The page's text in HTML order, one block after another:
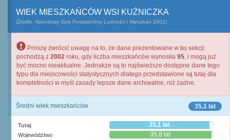
WIEK MIESZKAŃCÓW WSI KUŹNICZKA
(Źródło: Narodowy Spis Powszechny Ludności i Mieszkań 2002)
Proszę zwrócić uwagę na to, że dane prezentowane w tej sekcji
pochodzą z 2002 roku, gdy liczba mieszkańców wynosiła 95, i mogą już
być mocno nieaktualne. Jednakże są to najświeższe dostępne dane tego
typu dla miejscowości statystycznych dlatego przedstawione są tutaj dla
kompletności w myśl zasady lepsze dane archiwalne, niż żadne.
35,1 lat
Średni wiek mieszkańców
Tutaj 35,1 lat
Województwo 35,8 lat